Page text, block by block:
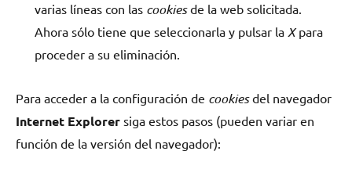
varias líneas con las cookiesde la web solicitada.
Ahora sólo tiene que seleccionarla y pulsar la Xpara
proceder a su eliminación.
Para acceder a la configuración de cookiesdel navegador
Internet Explorer siga estos pasos (pueden variar en
función de la versión del navegador):